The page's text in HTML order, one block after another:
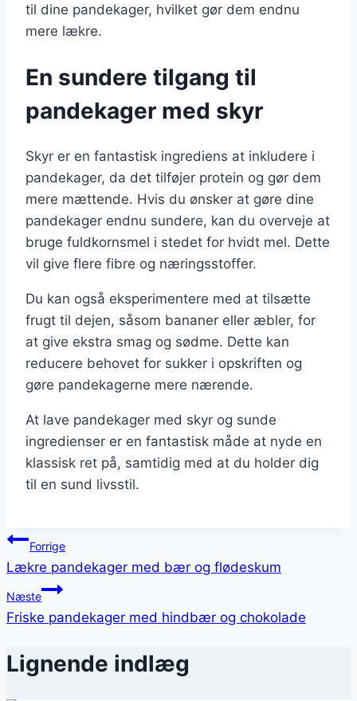
til dine pandekager, hvilket gør dem endnu
mere lækre.
En sundere tilgang til
pandekager med skyr
Skyr er en fantastisk ingrediens at inkludere i
pandekager, da det tilføjer protein og gør dem
mere mættende. Hvis du ønsker at gøre dine
pandekager endnu sundere, kan du overveje at
bruge fuldkornsmel i stedet for hvidt mel. Dette
vil give flere fibre og næringsstoffer.
Du kan også eksperimentere med at tilsætte
frugt til dejen, såsom bananer eller æbler, for
at give ekstra smag og sødme. Dette kan
reducere behovet for sukker i opskriften og
gøre pandekagerne mere nærende.
At lave pandekager med skyr og sunde
ingredienser er en fantastisk måde at nyde en
klassisk ret på, samtidig med at du holder dig
til en sund livsstil.
Indlægsnavigation
Forrige
Lækre pandekager med bær og flødeskum
Næste
Friske pandekager med hindbær og chokolade
Lignende indlæg